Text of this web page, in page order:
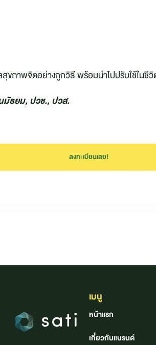
ขภาพจิตอย่างถูกวิธี พร้อมนำไปปรับใช้ในชีวิ
มัธยม, ปวช., ปวส.
ลงทะเบียนเลย!
เมนู
หน้าแรก
เกี่ยวกับแบรนด์